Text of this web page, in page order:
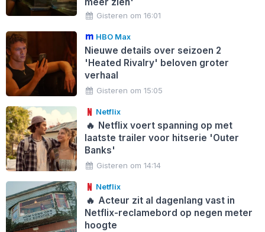
Gisteren om 16:01
HBO Max
Nieuwe details over seizoen 2
'Heated Rivalry' beloven groter
verhaal
Gisteren om 15:05
Netflix
🔥 Netflix voert spanning op met
laatste trailer voor hitserie 'Outer
Banks'
Gisteren om 14:14
Netflix
🔥 Acteur zit al dagenlang vast in
Netflix-reclamebord op negen meter
hoogte